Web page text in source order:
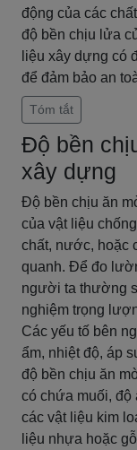
động của các
độ bền chịu lửa
liệu xây dựng có
để đảm bảo an
Tóm tắt
Độ bền
xây dựng
Độ bền chịu ăn
của vật liệu
chất, nước, hoặc
quanh. Để đo
người ta thường
nghiệm trọng
Các yếu tố bên
ẩm, nhiệt độ, áp
độ bền chịu ăn
có chứa muối, độ
các vật liệu kim
liệu nhựa hoặc